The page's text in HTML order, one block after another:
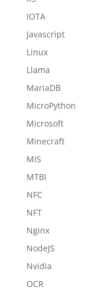
IOTA
Javascript
Linux
Llama
MariaDB
MicroPython
Microsoft
Minecraft
MIS
MTBI
NFC
NFT
Nginx
NodeJS
Nvidia
OCR